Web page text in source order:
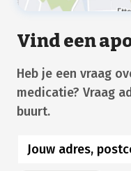
Vind een
Heb je een vraag
medicatie? Vraag
buurt.